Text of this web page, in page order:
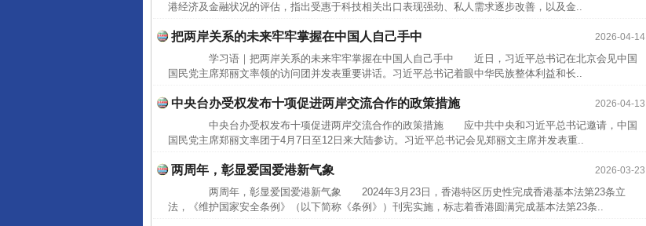
港经济及金融状况的评估，指出受惠于科技相关出口表现强劲、私人需求逐步改善，以及金..
2026-04-14
把两岸关系的未来牢牢掌握在中国人自己手中
学习语｜把两岸关系的未来牢牢掌握在中国人自己手中 近日，习近平总书记在北京会见中国
国民党主席郑丽文率领的访问团并发表重要讲话。习近平总书记着眼中华民族整体利益和长..
2026-04-13
中央台办受权发布十项促进两岸交流合作的政策措施
中央台办受权发布十项促进两岸交流合作的政策措施 应中共中央和习近平总书记邀请，中国
国民党主席郑丽文率团于4月7日至12日来大陆参访。习近平总书记会见郑丽文主席并发表重..
2026-03-23
两周年，彰显爱国爱港新气象
两周年，彰显爱国爱港新气象 2024年3月23日，香港特区历史性完成香港基本法第23条立
法，《维护国家安全条例》（以下简称《条例》）刊宪实施，标志着香港圆满完成基本法第23条..